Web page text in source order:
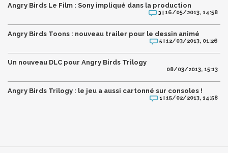
Angry Birds Le Film : Sony impliqué dans la production
3 |16/05/2013, 14:58
Angry Birds Toons : nouveau trailer pour le dessin animé
5 |12/03/2013, 01:26
Un nouveau DLC pour Angry Birds Trilogy
08/03/2013, 15:13
Angry Birds Trilogy : le jeu a aussi cartonné sur consoles !
1 |15/02/2013, 14:58